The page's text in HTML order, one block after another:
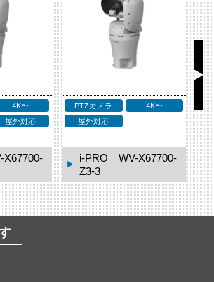
4K〜
屋外対応
PTZカメラ
4K〜
屋外対応
i-PRO WV-X67700-
Z3-3